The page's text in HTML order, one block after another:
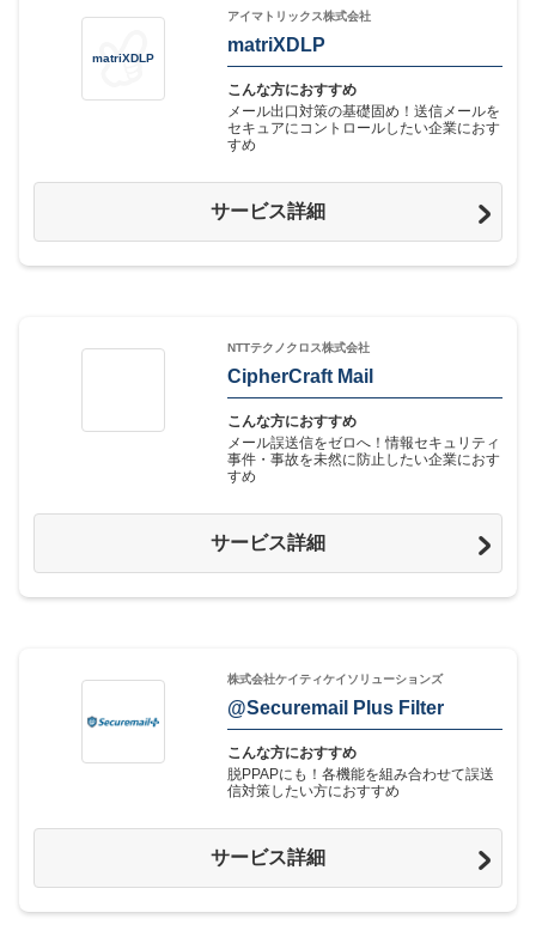
matriXDLP
アイマトリックス株式会社
matriXDLP
こんな方におすすめ
メール出口対策の基礎固め！送信メールを
セキュアにコントロールしたい企業におす
すめ
サービス詳細
NTTテクノクロス株式会社
CipherCraft Mail
こんな方におすすめ
メール誤送信をゼロへ！情報セキュリティ
事件・事故を未然に防止したい企業におす
すめ
サービス詳細
株式会社ケイティケイソリューションズ
@Securemail Plus Filter
こんな方におすすめ
脱PPAPにも！各機能を組み合わせて誤送
信対策したい方におすすめ
サービス詳細